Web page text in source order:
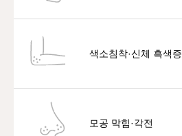
색소침착·신체 흑색증
모공 막힘·각전